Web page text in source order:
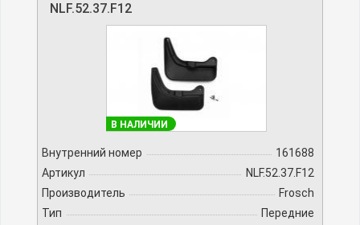
NLF.52.37.F12
В НАЛИЧИИ
Внутренний номер
161688
Артикул
NLF.52.37.F12
Производитель
Frosch
Тип
Передние